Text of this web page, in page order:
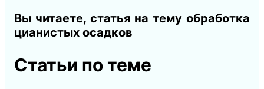
Вы читаете, статья на тему обработка
цианистых осадков
Статьи по теме